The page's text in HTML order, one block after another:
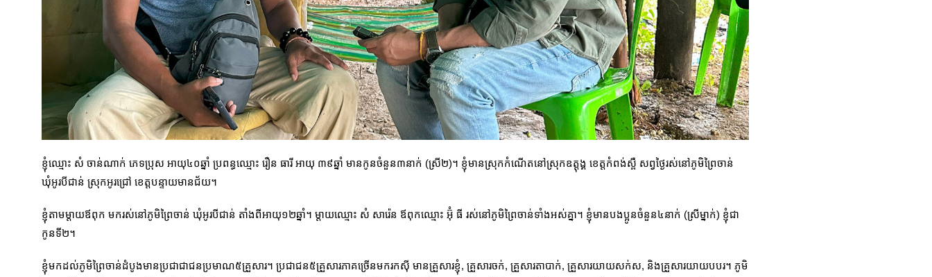
ខ្ញុំឈ្មោះ សំ ចាន់ណាក់ ភេទប្រុស អាយុ៤០ឆ្នាំ ប្រពន្ធឈ្មោះ រឿន ធារី អាយុ ៣៩ឆ្នាំ មានកូនចំនួន៣នាក់ (ស្រី២)។ ខ្ញុំមានស្រុកកំណើតនៅស្រុកឧត្តុង្គ ខេត្តកំពង់ស្ពឺ សព្វថ្ងៃរស់នៅភូមិព្រៃចាន់
ឃុំអូរបីជាន់ ស្រុកអូរជ្រៅ ខេត្តបន្ទាយមានជ័យ។
ខ្ញុំតាមម្តាយឪពុក មករស់នៅភូមិព្រៃចាន់ ឃុំអូរបីជាន់ តាំងពីអាយុ១២ឆ្នាំ។ ម្តាយឈ្មោះ សំ សារ៉េន ឪពុកឈ្មោះ អ៊ុំ ធី រស់នៅភូមិព្រៃចាន់ទាំងអស់គ្នា។ ខ្ញុំមានបងប្អូនចំនួន៤នាក់ (ស្រីម្នាក់) ខ្ញុំជា
កូនទី២។
ខ្ញុំមកដល់ភូមិព្រៃចាន់ដំបូងមានប្រជាជាជនប្រមាណ៥គ្រួសារ។ ប្រជាជន៥គ្រួសារភាគច្រើនមករកស៊ី មានគ្រួសារខ្ញុំ, គ្រួសារចក់, គ្រួសារតាបាក់, គ្រួសារយាយសក់ស, និងគ្រួសារយាយបបរ។ ភូមិ